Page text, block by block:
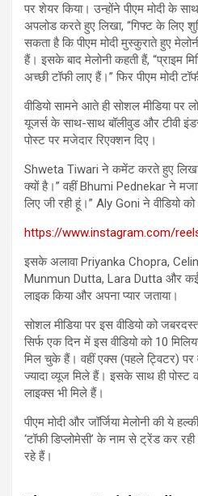
पर शेयर किया। उन्होंने पीएम मोदी के
अपलोड करते हुए लिखा, “गिफ्ट के लिए
सकता है कि पीएम मोदी मुस्कुराते हुए
हैं। इसके बाद मेलोनी कहती हैं, “प्राइम
अच्छी टॉफी लाए हैं।” फिर पीएम मोदी
वीडियो सामने आते ही सोशल मीडिया
यूजर्स के साथ-साथ बॉलीवुड और टीवी
पोस्ट पर मजेदार रिएक्शन दिए।
Shweta Tiwari ने कमेंट करते हुए लिखा,
क्यों है।” वहीं Bhumi Pednekar ने
लिए जी रही हूं।” Aly Goni ने वीडियो को
https://www.instagram.com/
इसके अलावा Priyanka Chopra,
Munmun Dutta, Lara Dutta और कई
लाइक किया और अपना प्यार जताया।
सोशल मीडिया पर इस वीडियो को
सिर्फ एक दिन में इस वीडियो को 10
मिल चुके हैं। वहीं एक्स (पहले ट्विटर) पर
ज्यादा व्यूज मिले हैं। इसके साथ ही पोस्ट
लाइक्स भी मिले हैं।
पीएम मोदी और जॉर्जिया मेलोनी की ये
‘टॉफी डिप्लोमेसी’ के नाम से ट्रेंड कर
रहे हैं।